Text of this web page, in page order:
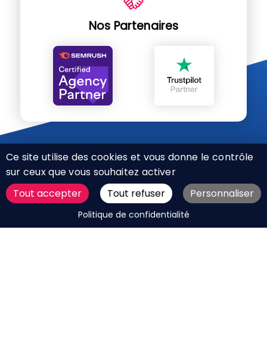
DEMANDER UN DEVIS
Nos Partenaires
CHARTE RÉSEAUX SOCIAUX
MENTIONS LÉGALES
Ce site utilise des cookies et vous donne le contrôle
sur ceux que vous souhaitez activer
Tout accepter
Tout refuser Personnaliser
Politique de confidentialité